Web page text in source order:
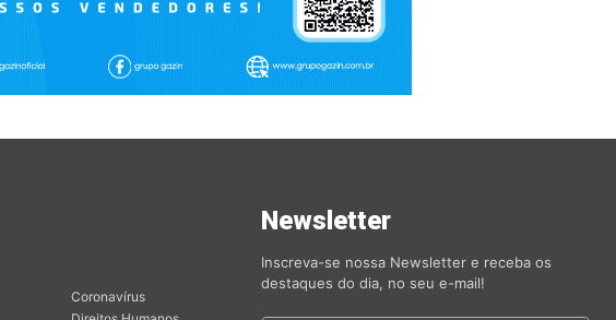
Coronavírus
Newsletter
Inscreva-se nossa Newsletter e receba os
destaques do dia, no seu e-mail!